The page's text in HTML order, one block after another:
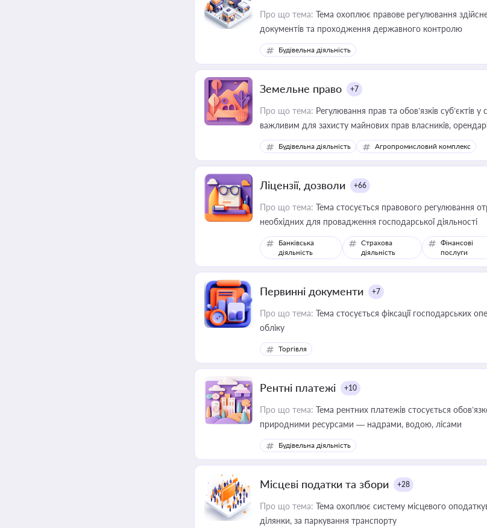
Про що тема: Тема охоплює правове регулювання
документів та проходження державного контролю
Будівельна діяльність
Земельне право +7
Про що тема: Регулювання прав та обов’язків
важливим для захисту майнових прав власників,
ресурсами
Будівельна діяльність Агропромисловий комплекс
Ліцензії, дозволи +66
Про що тема: Тема стосується правового регулювання
необхідних для провадження господарської діяльності
Банківська
діяльність
Страхова
діяльність
Фінансові
послуги
Первинні документи +7
Про що тема: Тема стосується фіксації господарських
обліку
Торгівля
Рентні платежі +10
Про що тема: Тема рентних платежів стосується
природними ресурсами — надрами, водою, лісами
Будівельна діяльність
Місцеві податки та збори +28
Про що тема: Тема охоплює систему місцевого
ділянки, за паркування транспорту